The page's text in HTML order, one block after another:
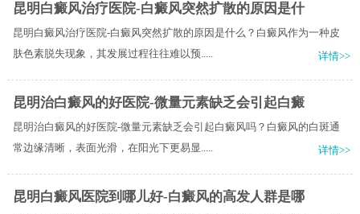
昆明白癜风治疗医院-白癜风突然扩散的原因是什
昆明白癜风治疗医院-白癜风突然扩散的原因是什么？白癜风作为一种皮
肤色素脱失现象，其发展过程往往难以预.....
详情>>
昆明治白癜风的好医院-微量元素缺乏会引起白癜
昆明治白癜风的好医院-微量元素缺乏会引起白癜风吗？白癜风的白斑通
常边缘清晰，表面光滑，在阳光下更易显.....
详情>>
昆明白癜风医院到哪儿好-白癜风的高发人群是哪